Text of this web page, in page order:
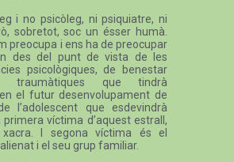
i no psicòleg, ni psiquiatre, ni
sobretot, soc un ésser humà.
preocupa i ens ha de preocupar
des del punt de vista de les
psicològiques, de benestar
traumàtiques que tindrà
en el futur desenvolupament de
l’adolescent que esdevindrà
primera víctima d’aquest estrall,
xacra. I segona víctima és el
i el seu grup familiar.